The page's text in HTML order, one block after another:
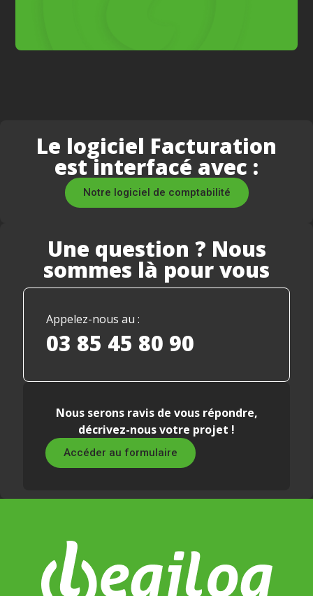
Le logiciel Facturation
est interfacé avec :
Notre logiciel de comptabilité
Une question ? Nous
sommes là pour vous
Appelez-nous au :
03 85 45 80 90
Nous serons ravis de vous répondre,
décrivez-nous votre projet !
Accéder au formulaire